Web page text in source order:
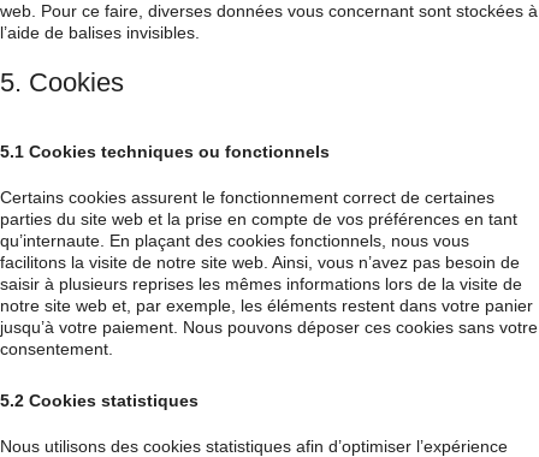
web. Pour ce faire, diverses données vous concernant sont stockées à
l’aide de balises invisibles.
5. Cookies
5.1 Cookies techniques ou fonctionnels
Certains cookies assurent le fonctionnement correct de certaines
parties du site web et la prise en compte de vos préférences en tant
qu’internaute. En plaçant des cookies fonctionnels, nous vous
facilitons la visite de notre site web. Ainsi, vous n’avez pas besoin de
saisir à plusieurs reprises les mêmes informations lors de la visite de
notre site web et, par exemple, les éléments restent dans votre panier
jusqu’à votre paiement. Nous pouvons déposer ces cookies sans votre
consentement.
5.2 Cookies statistiques
Nous utilisons des cookies statistiques afin d’optimiser l’expérience